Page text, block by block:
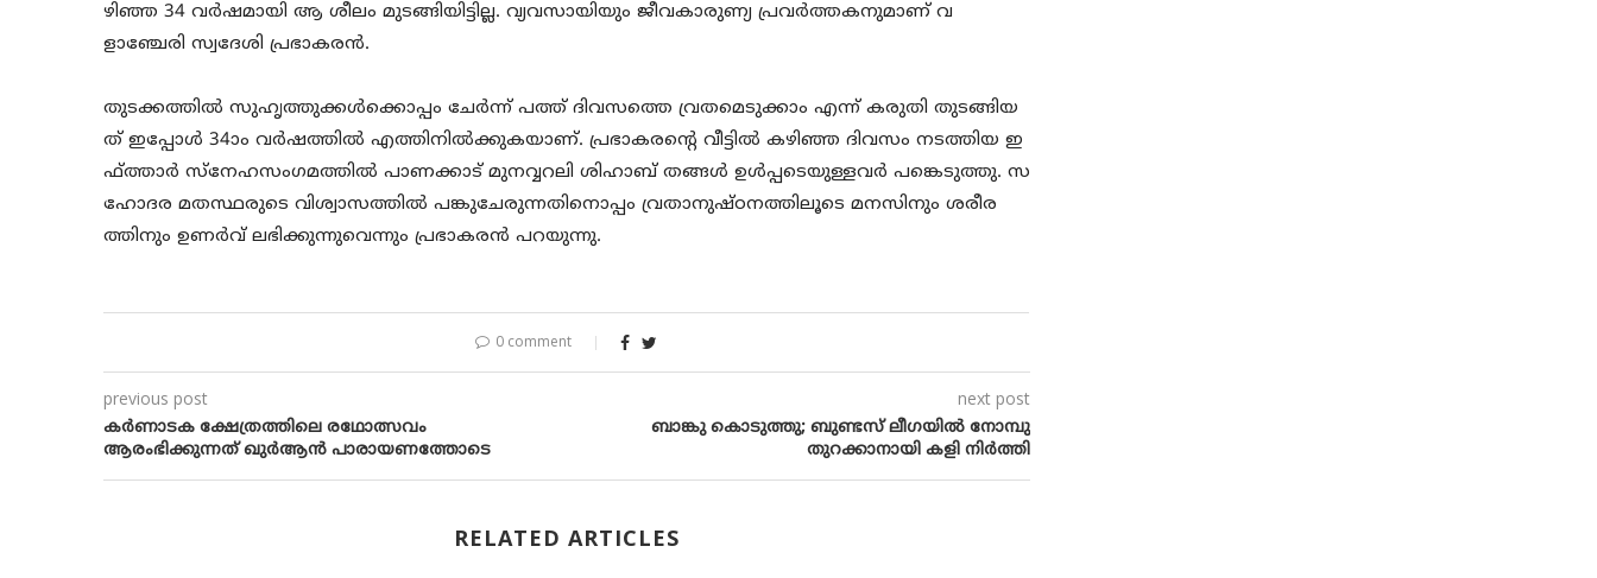
ഴിഞ്ഞ 34 വര്‍ഷമായി ആ ശീലം മുടങ്ങിയിട്ടില്ല. വ്യവസായിയും ജീവകാരുണ്യ പ്രവര്‍ത്തകനുമാണ് വ
ളാഞ്ചേരി സ്വദേശി പ്രഭാകരന്‍.
തുടക്കത്തില്‍ സുഹൃത്തുക്കള്‍ക്കൊപ്പം ചേര്‍ന്ന് പത്ത് ദിവസത്തെ വ്രതമെടുക്കാം എന്ന് കരുതി തുടങ്ങിയ
ത് ഇപ്പോള്‍ 34ാം വര്‍ഷത്തില്‍ എത്തിനില്‍ക്കുകയാണ്. പ്രഭാകരന്റെ വീട്ടില്‍ കഴിഞ്ഞ ദിവസം നടത്തിയ ഇ
ഫ്ത്താര്‍ സ്‌നേഹസംഗമത്തില്‍ പാണക്കാട് മുനവ്വറലി ശിഹാബ് തങ്ങള്‍ ഉള്‍പ്പടെയുള്ളവര്‍ പങ്കെടുത്തു. സ
ഹോദര മതസ്ഥരുടെ വിശ്വാസത്തില്‍ പങ്കുചേരുന്നതിനൊപ്പം വ്രതാനുഷ്ഠനത്തിലൂടെ മനസിനും ശരീര
ത്തിനും ഉണര്‍വ് ലഭിക്കുന്നുവെന്നും പ്രഭാകരന്‍ പറയുന്നു.
0 comment
previous post
കർണാടക ക്ഷേത്രത്തിലെ രഥോത്സവം
ആരംഭിക്കുന്നത് ഖുർആൻ പാരായണത്തോടെ
next post
ബാങ്കു കൊടുത്തു; ബുണ്ടസ് ലീഗയിൽ നോമ്പു
തുറക്കാനായി കളി നിർത്തി
RELATED ARTICLES